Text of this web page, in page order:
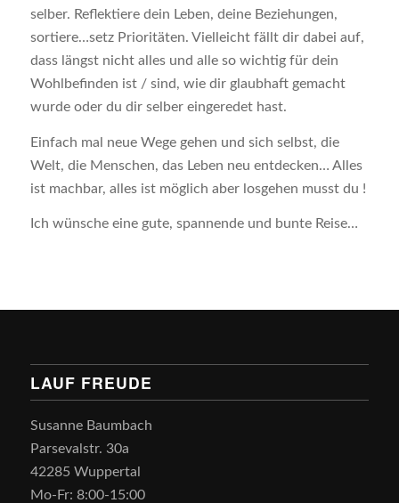
selber. Reflektiere dein Leben, deine Beziehungen,
sortiere…setz Prioritäten. Vielleicht fällt dir dabei auf,
dass längst nicht alles und alle so wichtig für dein
Wohlbefinden ist / sind, wie dir glaubhaft gemacht
wurde oder du dir selber eingeredet hast.
Einfach mal neue Wege gehen und sich selbst, die
Welt, die Menschen, das Leben neu entdecken… Alles
ist machbar, alles ist möglich aber losgehen musst du !
Ich wünsche eine gute, spannende und bunte Reise…
LAUF FREUDE
Susanne Baumbach
Parsevalstr. 30a
42285 Wuppertal
Mo-Fr: 8:00-15:00